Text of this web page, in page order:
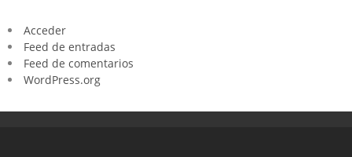
Acceder
Feed de entradas
Feed de comentarios
WordPress.org